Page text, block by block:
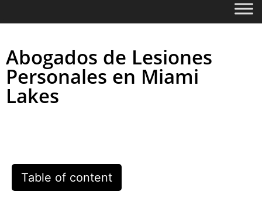
Abogados de Lesiones
Personales en Miami
Lakes
Table of content